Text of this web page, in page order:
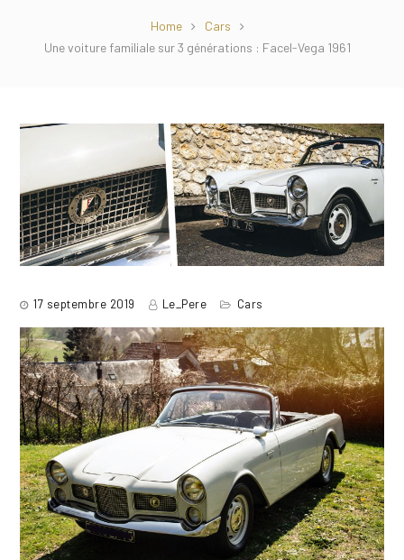
Home
Cars
Une voiture familiale sur 3 générations : Facel-Vega 1961
17 septembre 2019 Le_Pere Cars